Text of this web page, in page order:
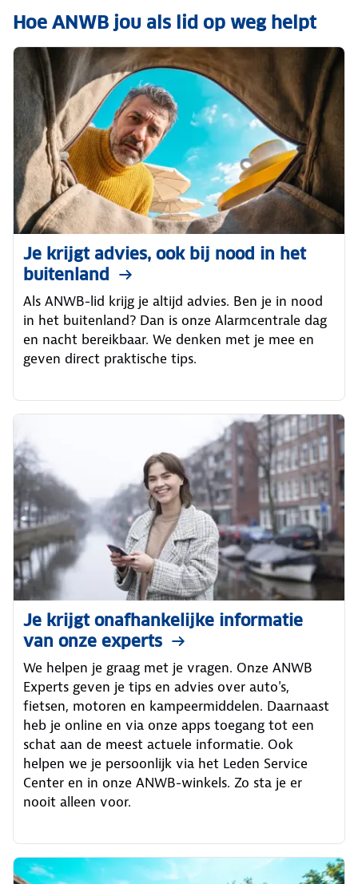
Hoe ANWB jou als lid op weg helpt
Je krijgt advies, ook bij nood in het
buitenland
Als ANWB-lid krijg je altijd advies. Ben je in nood
in het buitenland? Dan is onze Alarmcentrale dag
en nacht bereikbaar. We denken met je mee en
geven direct praktische tips.
Je krijgt onafhankelijke informatie
van onze experts
We helpen je graag met je vragen. Onze ANWB
Experts geven je tips en advies over auto's,
fietsen, motoren en kampeermiddelen. Daarnaast
heb je online en via onze apps toegang tot een
schat aan de meest actuele informatie. Ook
helpen we je persoonlijk via het Leden Service
Center en in onze ANWB-winkels. Zo sta je er
nooit alleen voor.